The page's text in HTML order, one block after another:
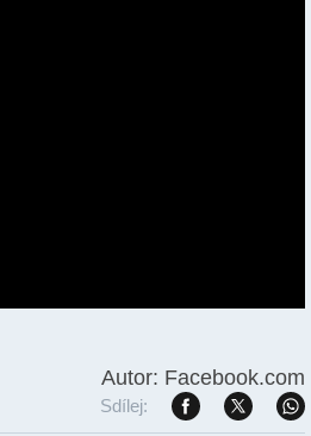
Autor: Facebook.com
Sdílej: